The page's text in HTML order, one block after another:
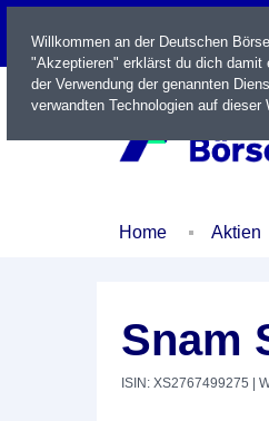
LIVE
Home Aktien
Snam
ISIN: XS2767499275 |
Willkommen an der Deutschen
"Akzeptieren" erklärst du dich damit
der Verwendung der genannten
verwandten Technologien auf